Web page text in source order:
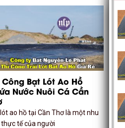
Công Bạt Lót Ao Hồ
Nước Nuôi Cá Cần
ao hồ tại Cần Thơ là một nhu
tế của người